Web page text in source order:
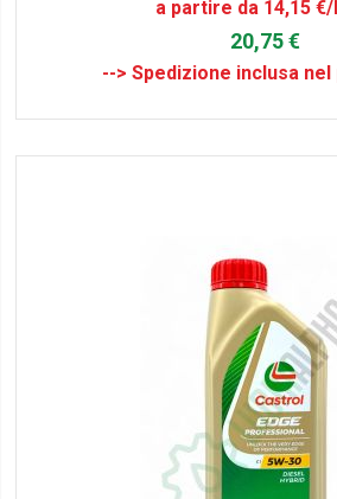
a partire da 14,15
20,75 €